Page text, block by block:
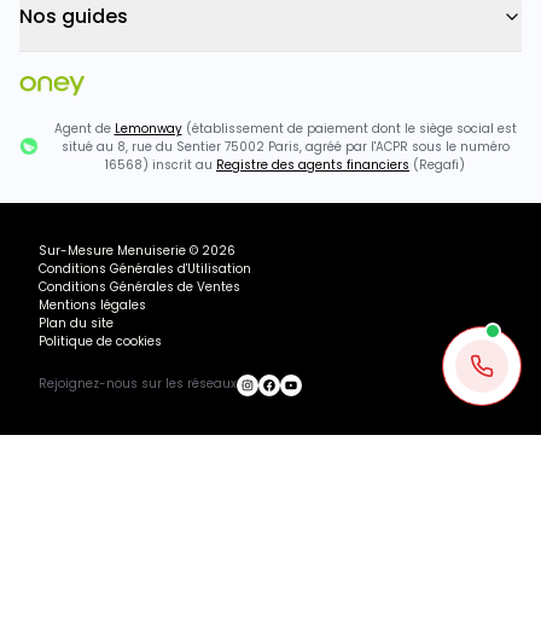
Nos guides
Agent de Lemonway(établissement de paiement dont le siège social est
situé au 8, rue du Sentier 75002 Paris, agréé par l'ACPR sous le numéro
16568) inscrit au Registre des agents financiers (Regafi)
Sur-Mesure Menuiserie © 2026
Conditions Générales d'Utilisation
Conditions Générales de Ventes
Mentions légales
Plan du site
Politique de cookies
Rejoignez-nous sur les réseaux